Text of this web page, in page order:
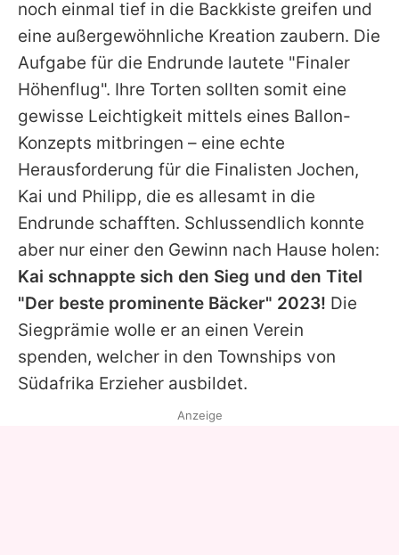
noch einmal tief in die Backkiste greifen und
eine außergewöhnliche Kreation zaubern. Die
Aufgabe für die Endrunde lautete "Finaler
Höhenflug". Ihre Torten sollten somit eine
gewisse Leichtigkeit mittels eines Ballon-
Konzepts mitbringen – eine echte
Herausforderung für die Finalisten Jochen,
Kai und Philipp, die es allesamt in die
Endrunde schafften. Schlussendlich konnte
aber nur einer den Gewinn nach Hause holen:
Kai schnappte sich den Sieg und den Titel
"Der beste prominente Bäcker" 2023! Die
Siegprämie wolle er an einen Verein
spenden, welcher in den Townships von
Südafrika Erzieher ausbildet.
Anzeige